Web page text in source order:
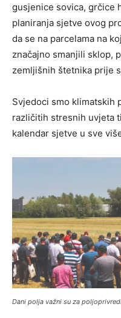
gusjenice sovica, grčice
planiranja sjetve ovog
da se na parcelama na
značajno smanjili sklop,
zemljišnih štetnika prije
Svjedoci smo klimatskih
različitih stresnih uvjeta
kalendar sjetve u sve
Dani polja važni su za